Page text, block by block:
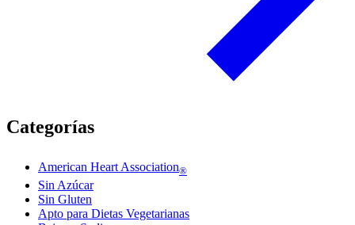
Categorías
American Heart Association®
Sin Azúcar
Sin Gluten
Apto para Dietas Vegetarianas